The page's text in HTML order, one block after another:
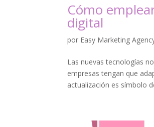
Cómo
digital
por Easy Marketing
Las nuevas tecnologías
empresas tengan que
actualización es símbolo